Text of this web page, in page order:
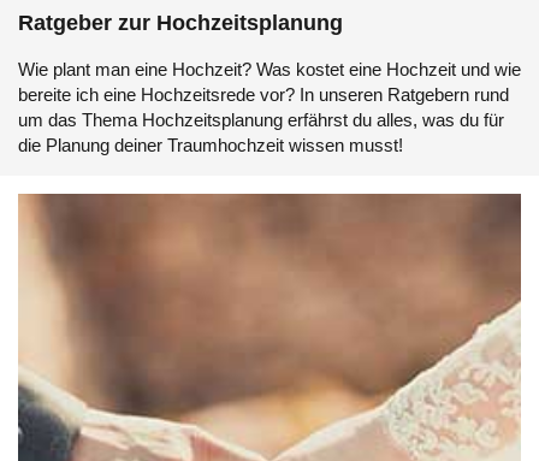
Ratgeber zur Hochzeitsplanung
Wie plant man eine Hochzeit? Was kostet eine Hochzeit und wie
bereite ich eine Hochzeitsrede vor? In unseren Ratgebern rund
um das Thema Hochzeitsplanung erfährst du alles, was du für
die Planung deiner Traumhochzeit wissen musst!